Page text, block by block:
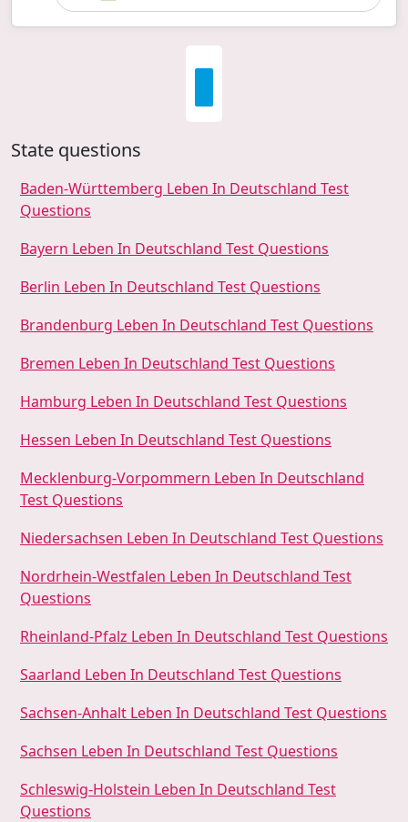
State questions
Baden-Württemberg Leben In Deutschland Test
Questions
Bayern Leben In Deutschland Test Questions
Berlin Leben In Deutschland Test Questions
Brandenburg Leben In Deutschland Test Questions
Bremen Leben In Deutschland Test Questions
Hamburg Leben In Deutschland Test Questions
Hessen Leben In Deutschland Test Questions
Mecklenburg-Vorpommern Leben In Deutschland
Test Questions
Niedersachsen Leben In Deutschland Test Questions
Nordrhein-Westfalen Leben In Deutschland Test
Questions
Rheinland-Pfalz Leben In Deutschland Test Questions
Saarland Leben In Deutschland Test Questions
Sachsen-Anhalt Leben In Deutschland Test Questions
Sachsen Leben In Deutschland Test Questions
Schleswig-Holstein Leben In Deutschland Test
Questions